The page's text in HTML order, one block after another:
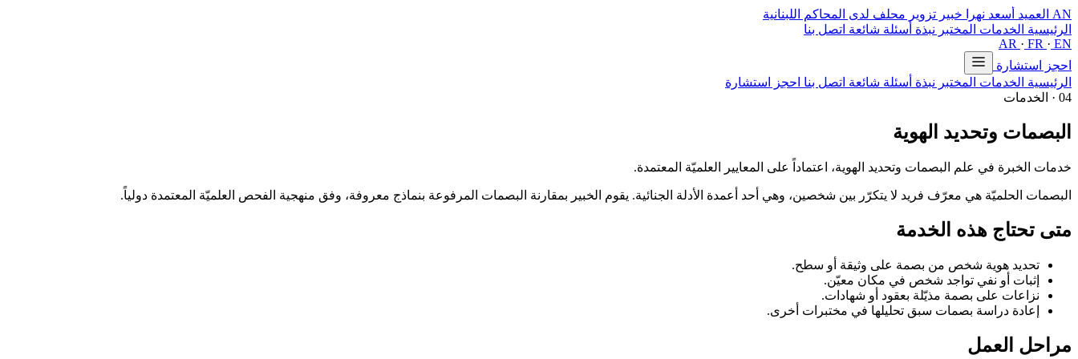
AN العميد أسعد نهرا خبير تزوير محلف لدى المحاكم اللبنانية
الرئيسية الخدمات المختبر نبذة أسئلة شائعة اتصل بنا
AR · FR · EN
احجز استشارة
الرئيسية الخدمات المختبر نبذة أسئلة شائعة اتصل بنا احجز استشارة
04 · الخدمات
البصمات وتحديد الهوية
خدمات الخبرة في علم البصمات وتحديد الهوية، اعتماداً على المعايير العلميّة المعتمدة.
البصمات الحلميّة هي معرّف فريد لا يتكرّر بين شخصين، وهي أحد أعمدة الأدلة الجنائية. يقوم الخبير بمقارنة البصمات المرفوعة بنماذج معروفة، وفق منهجية الفحص العلميّة المعتمدة دولياً.
متى تحتاج هذه الخدمة
تحديد هوية شخص من بصمة على وثيقة أو سطح.
إثبات أو نفي تواجد شخص في مكان معيّن.
نزاعات على بصمة مذيّلة بعقود أو شهادات.
إعادة دراسة بصمات سبق تحليلها في مختبرات أخرى.
مراحل العمل